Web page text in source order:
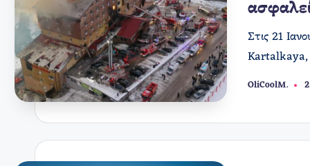
Στις 21
Kartalkaya,
Συγγραφέας:
OliCoolM.